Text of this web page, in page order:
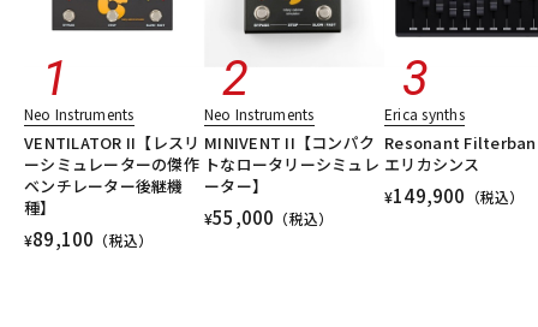
Neo Instruments
VENTILATOR II【レスリ
ーシミュレーターの傑作
ベンチレーター後継機
種】
¥89,100 （税込）
Neo Instruments
MINIVENT II【コンパク
トなロータリーシミュレ
ーター】
¥55,000 （税込）
Erica synths
Resonant
エリカシンス
¥149,900 （税込）